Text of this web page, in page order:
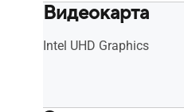
Видеокарта
Intel UHD Graphics